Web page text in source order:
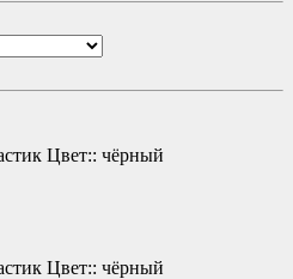
отвечать конкретным
требуется 4-10
в шахматном порядке.
для арматуры
Они выпускаются с
Цвет:: чёрный
Цвет:: чёрный